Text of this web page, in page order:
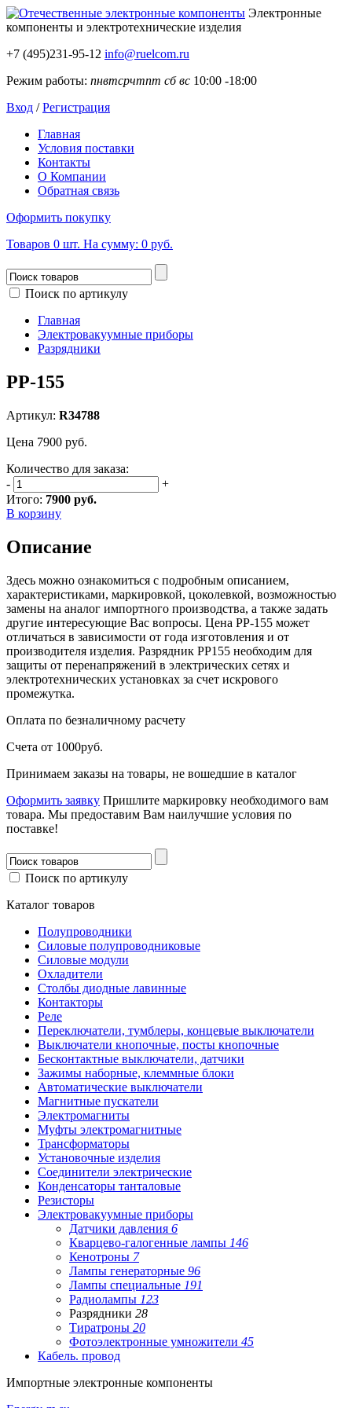
Электронные
компоненты и электротехнические изделия
+7 (495)231-95-12 info@ruelcom.ru
Режим работы: пнвтсрчтпт сб вс 10:00 -18:00
Вход /Регистрация
Главная
Условия поставки
Контакты
О Компании
Обратная связь
Оформить покупку
Товаров 0 шт. На сумму: 0 руб.
Поиск по артикулу
Главная
Электровакуумные приборы
Разрядники
РР-155
Артикул: R34788
Цена 7900 руб.
Количество для заказа:
-
+
Итого: 7900 руб.
В корзину
Описание
Здесь можно ознакомиться с подробным описанием,
характеристиками, маркировкой, цоколевкой, возможностью
замены на аналог импортного производства, а также задать
другие интересующие Вас вопросы. Цена РР-155 может
отличаться в зависимости от года изготовления и от
производителя изделия. Разрядник РР155 необходим для
защиты от перенапряжений в электрических сетях и
электротехнических установках за счет искрового
промежутка.
Оплата по безналичному расчету
Счета от 1000руб.
Принимаем заказы на товары, не вошедшие в каталог
Оформить заявку Пришлите маркировку необходимого вам
товара. Мы предоставим Вам наилучшие условия по
поставке!
Поиск по артикулу
Каталог товаров
Полупроводники
Силовые полупроводниковые
Силовые модули
Охладители
Столбы диодные лавинные
Контакторы
Реле
Переключатели, тумблеры, концевые выключатели
Выключатели кнопочные, посты кнопочные
Бесконтактные выключатели, датчики
Зажимы наборные, клеммные блоки
Автоматические выключатели
Магнитные пускатели
Электромагниты
Муфты электромагнитные
Трансформаторы
Установочные изделия
Соединители электрические
Конденсаторы танталовые
Резисторы
Электровакуумные приборы
Датчики давления 6
Кварцево-галогенные лампы 146
Кенотроны 7
Лампы генераторные 96
Лампы специальные 191
Радиолампы 123
Разрядники 28
Тиратроны 20
Фотоэлектронные умножители 45
Кабель. провод
Импортные электронные компоненты